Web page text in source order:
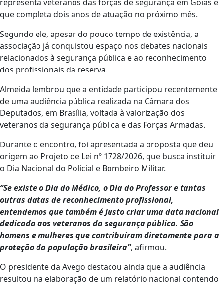
representa veteranos das forças de segurança em Goiás e
que completa dois anos de atuação no próximo mês.
Segundo ele, apesar do pouco tempo de existência, a
associação já conquistou espaço nos debates nacionais
relacionados à segurança pública e ao reconhecimento
dos profissionais da reserva.
Almeida lembrou que a entidade participou recentemente
de uma audiência pública realizada na Câmara dos
Deputados, em Brasília, voltada à valorização dos
veteranos da segurança pública e das Forças Armadas.
Durante o encontro, foi apresentada a proposta que deu
origem ao Projeto de Lei nº 1728/2026, que busca instituir
o Dia Nacional do Policial e Bombeiro Militar.
“Se existe o Dia do Médico, o Dia do Professor e tantas
outras datas de reconhecimento profissional,
entendemos que também é justo criar uma data nacional
dedicada aos veteranos da segurança pública. São
homens e mulheres que contribuíram diretamente para a
proteção da população brasileira”, afirmou.
O presidente da Avego destacou ainda que a audiência
resultou na elaboração de um relatório nacional contendo